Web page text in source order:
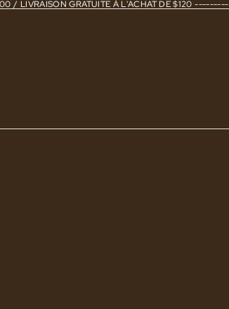
/ LIVRAISON GRATUITE À L'ACHAT DE $120 ---------